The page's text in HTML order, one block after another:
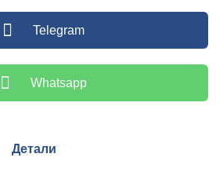
Telegram
Whatsapp
Детали